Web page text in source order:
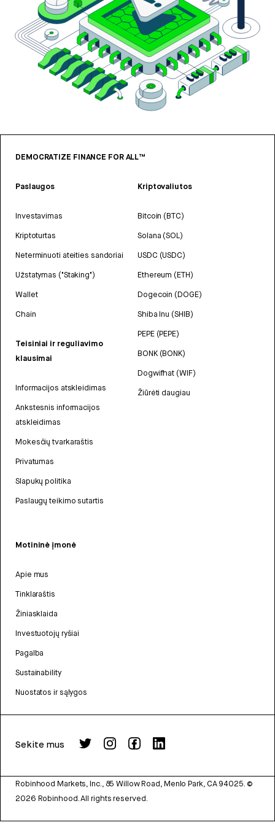
DEMOCRATIZE FINANCE FOR ALL™
Paslaugos
Investavimas
Kriptoturtas
Neterminuoti ateities sandoriai
Užstatymas ("Staking")
Wallet
Chain
Teisiniai ir reguliavimo
klausimai
Informacijos atskleidimas
Ankstesnis informacijos
atskleidimas
Mokesčių tvarkaraštis
Privatumas
Slapukų politika
Paslaugų teikimo sutartis
Kriptovaliutos
Bitcoin (BTC)
Solana (SOL)
USDC (USDC)
Ethereum (ETH)
Dogecoin (DOGE)
Shiba Inu (SHIB)
PEPE (PEPE)
BONK (BONK)
Dogwifhat (WIF)
Žiūrėti daugiau
Motininė įmonė
Apie mus
Tinklaraštis
Žiniasklaida
Investuotojų ryšiai
Pagalba
Sustainability
Nuostatos ir sąlygos
Sekite mus
Robinhood Markets, Inc., 85 Willow Road, Menlo Park, CA 94025. ©
2026 Robinhood. All rights reserved.